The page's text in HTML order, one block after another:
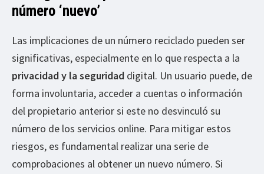
número ‘nuevo’
Las implicaciones de un número reciclado pueden ser
significativas, especialmente en lo que respecta a la
privacidad y la seguridad digital. Un usuario puede, de
forma involuntaria, acceder a cuentas o información
del propietario anterior si este no desvinculó su
número de los servicios online. Para mitigar estos
riesgos, es fundamental realizar una serie de
comprobaciones al obtener un nuevo número. Si